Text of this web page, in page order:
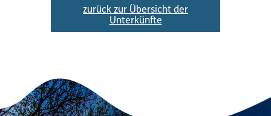
zurück zur Übersicht der
Unterkünfte